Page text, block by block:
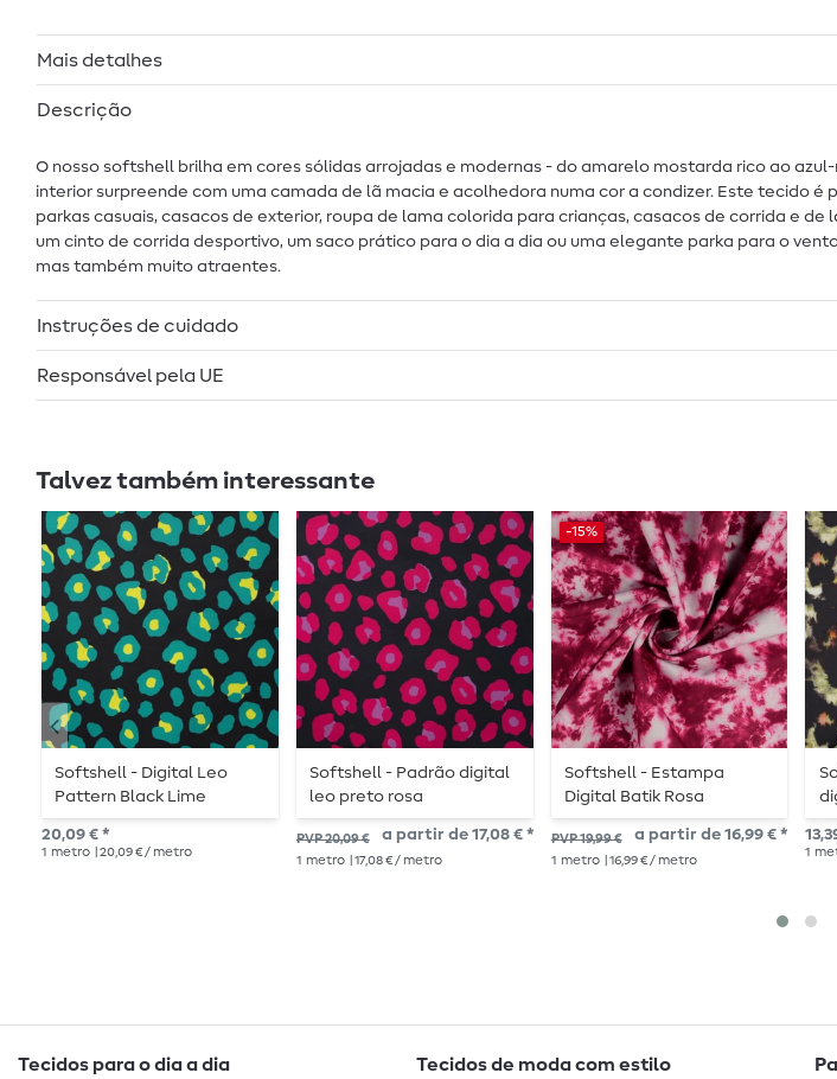
Mais detalhes
Descrição
O nosso softshell brilha em cores sólidas arrojadas e modernas - do amarelo mostarda rico ao
interior surpreende com uma camada de lã macia e acolhedora numa cor a condizer. Este tecido
parkas casuais, casacos de exterior, roupa de lama colorida para crianças, casacos de corrida e
um cinto de corrida desportivo, um saco prático para o dia a dia ou uma elegante parka para o
mas também muito atraentes.
Instruções de cuidado
Responsável pela UE
Talvez também interessante
Softshell - Digital Leo
Pattern Black Lime
20,09 € *
1 metro | 20,09 € / metro
Softshell - Padrão digital
leo preto rosa
PVP 20,09 € a partir de 17,08 € *
1 metro | 17,08 € / metro
-15%
Softshell - Estampa
Digital Batik Rosa
PVP 19,99 € a partir de 16,99 € *
1 metro | 16,99 € / metro
1
Tecidos para o dia a dia Tecidos de moda com estilo